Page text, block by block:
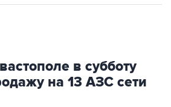
в субботу
на 13 АЗС сети